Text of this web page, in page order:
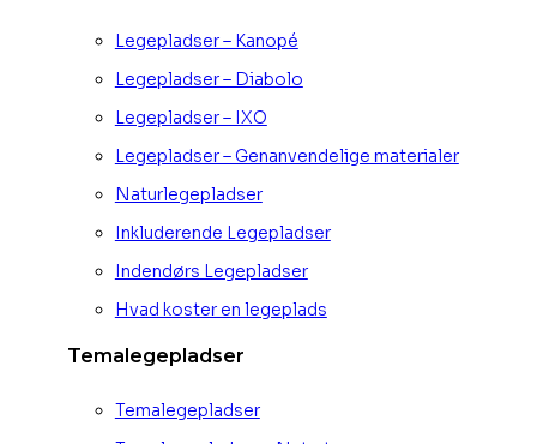
Legepladser – Kanopé
Legepladser – Diabolo
Legepladser – IXO
Legepladser – Genanvendelige materialer
Naturlegepladser
Inkluderende Legepladser
Indendørs Legepladser
Hvad koster en legeplads
Temalegepladser
Temalegepladser